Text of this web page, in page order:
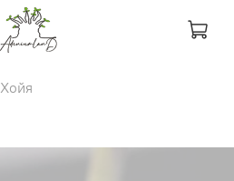
Хойя